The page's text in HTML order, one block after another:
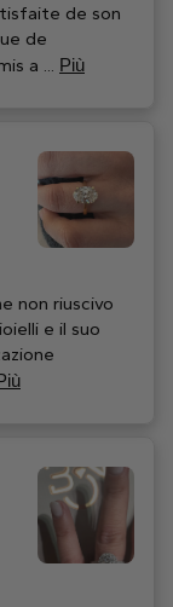
de son
de
a ... Più
non riuscivo
e il suo